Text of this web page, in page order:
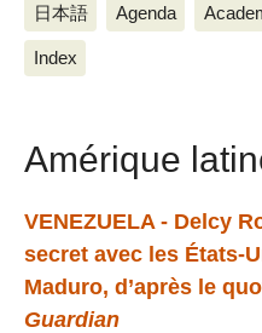
日本語 Agenda
Index
Amérique
VENEZUELA - Delcy
secret avec les États-
Maduro, d’après le
Guardian